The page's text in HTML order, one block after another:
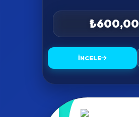
₺600,00
İNCELE